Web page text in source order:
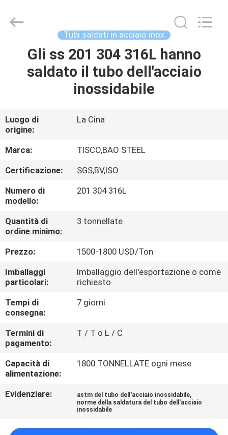
CASA
CIRCA
NOI
GIRO
DELLA
FABBRICA
CONTROLLO
DI
QUALITÀ
CONTATTICI
NOTIZIE
CASI
COMPANY
STEEL
INDUSTRIAL
Tubi saldati in acciaio inox
Gli ss 201 304 316L hanno
saldato il tubo dell'acciaio
inossidabile
Luogo di
origine:
La Cina
Marca:
TISCO,BAO STEEL
Certificazione:
SGS,BV,ISO
Numero di
modello:
201 304 316L
Quantità di
ordine minimo:
3 tonnellate
Prezzo:
1500-1800 USD/Ton
Imballaggi
particolari:
Imballaggio dell'esportazione o come
richiesto
Tempi di
consegna:
7 giorni
Termini di
pagamento:
T / T o L / C
Capacità di
alimentazione:
1800 TONNELLATE ogni mese
Evidenziare: astm del tubo dell'acciaio inossidabile,
norme della saldatura del tubo dell'acciaio
inossidabile